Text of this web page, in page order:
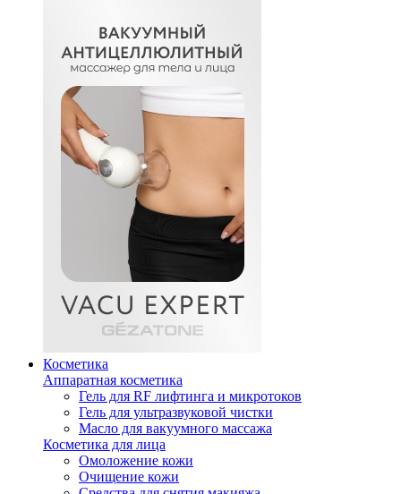
Косметика
Аппаратная косметика
Гель для RF лифтинга и микротоков
Гель для ультразвуковой чистки
Масло для вакуумного массажа
Косметика для лица
Омоложение кожи
Очищение кожи